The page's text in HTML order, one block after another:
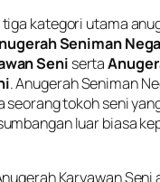
tiga kategori utama
Seniman
Seni serta
. Anugerah Seniman
seorang tokoh seni
luar biasa
Karyawan Seni